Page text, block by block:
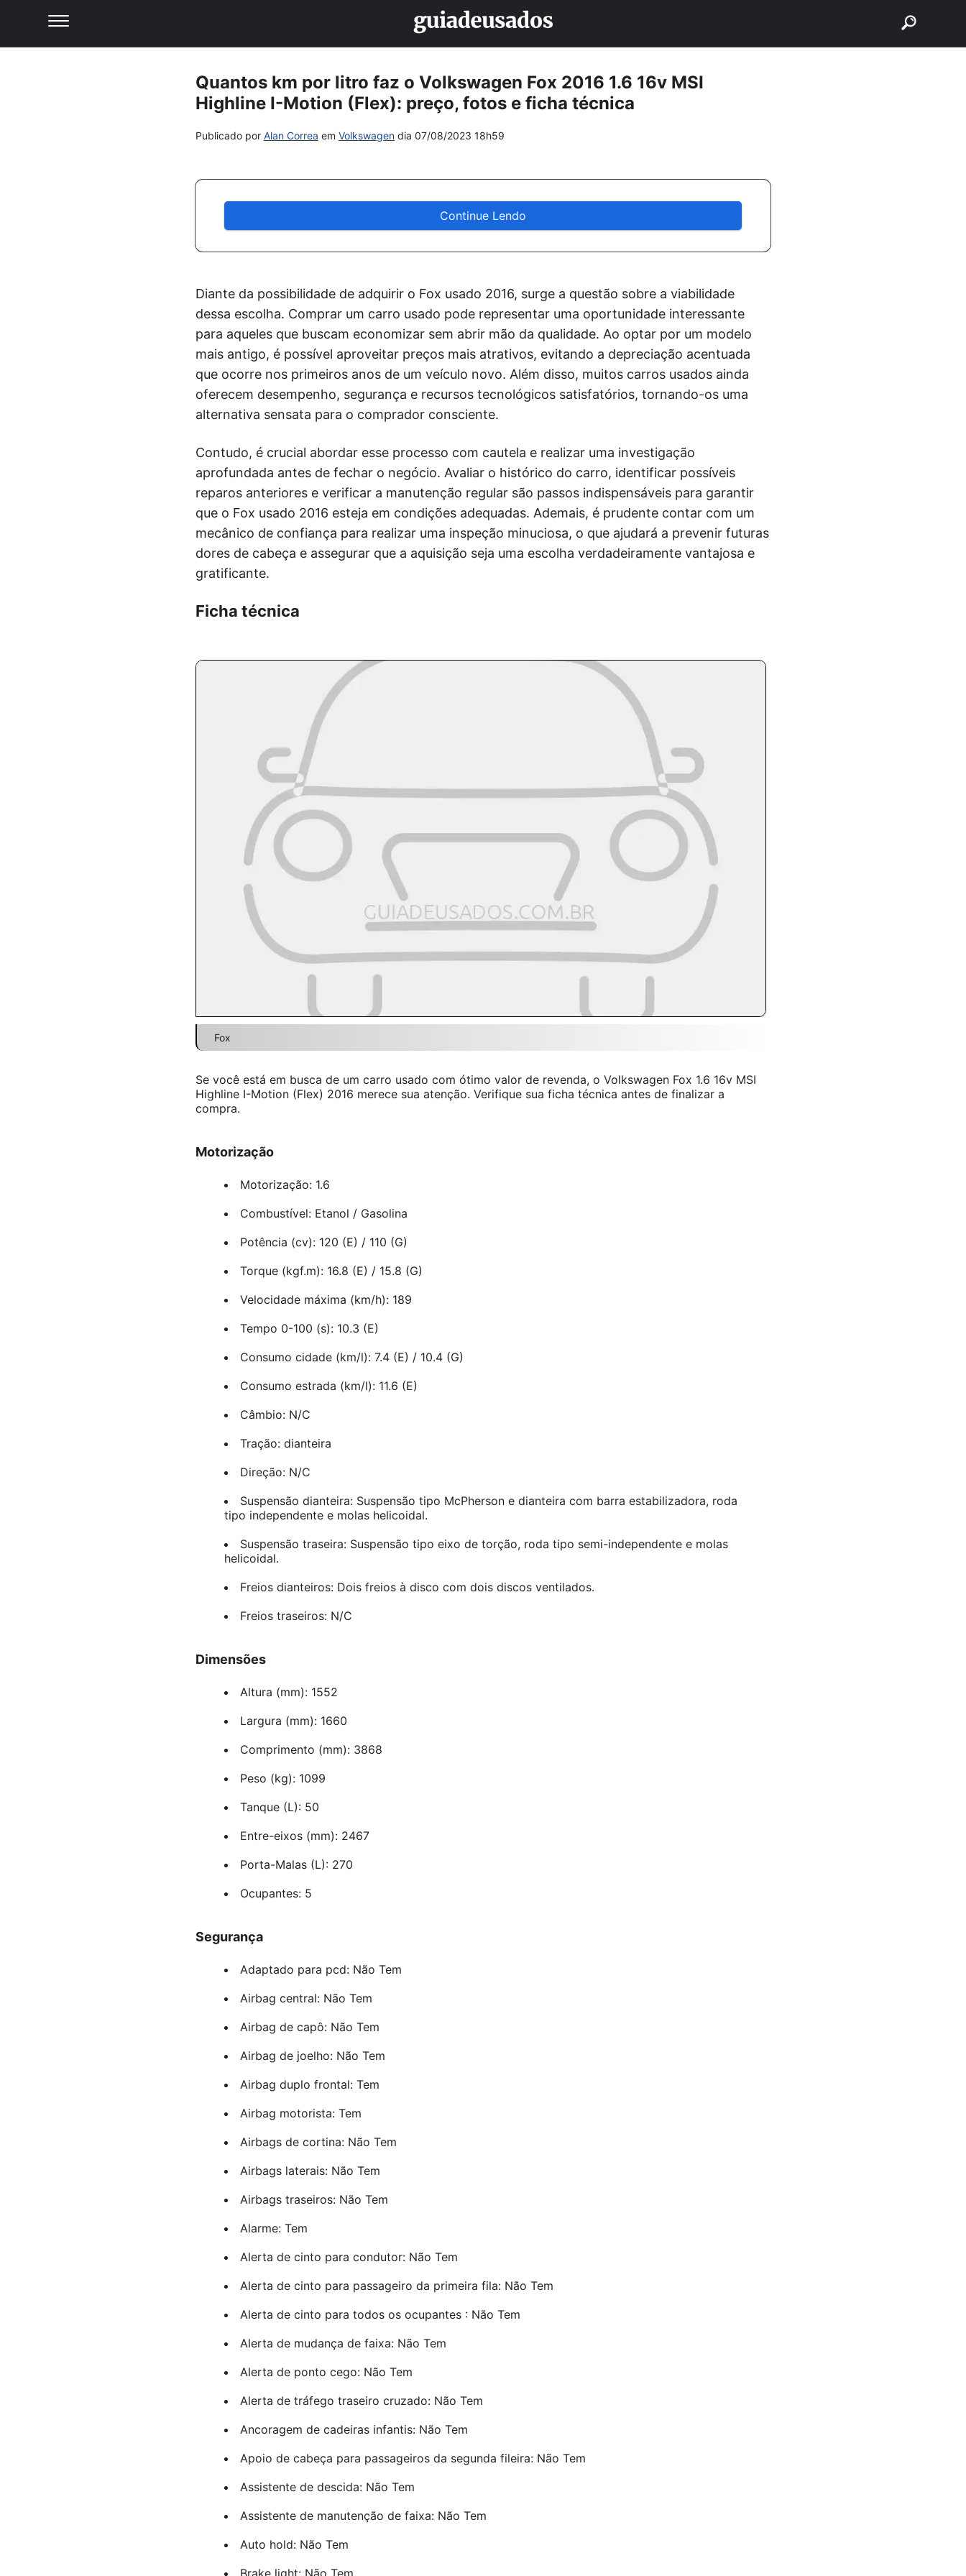
Quantos km por litro faz o Volkswagen Fox 2016 1.6 16v MSI
Highline I-Motion (Flex): preço, fotos e ficha técnica
Publicado por Alan Correa em Volkswagen dia 07/08/2023 18h59
Continue Lendo
Diante da possibilidade de adquirir o Fox usado 2016, surge a questão sobre a viabilidade
dessa escolha. Comprar um carro usado pode representar uma oportunidade interessante
para aqueles que buscam economizar sem abrir mão da qualidade. Ao optar por um modelo
mais antigo, é possível aproveitar preços mais atrativos, evitando a depreciação acentuada
que ocorre nos primeiros anos de um veículo novo. Além disso, muitos carros usados ainda
oferecem desempenho, segurança e recursos tecnológicos satisfatórios, tornando-os uma
alternativa sensata para o comprador consciente.
Contudo, é crucial abordar esse processo com cautela e realizar uma investigação
aprofundada antes de fechar o negócio. Avaliar o histórico do carro, identificar possíveis
reparos anteriores e verificar a manutenção regular são passos indispensáveis para garantir
que o Fox usado 2016 esteja em condições adequadas. Ademais, é prudente contar com um
mecânico de confiança para realizar uma inspeção minuciosa, o que ajudará a prevenir futuras
dores de cabeça e assegurar que a aquisição seja uma escolha verdadeiramente vantajosa e
gratificante.
Ficha técnica
Fox
Se você está em busca de um carro usado com ótimo valor de revenda, o Volkswagen Fox 1.6 16v MSI
Highline I-Motion (Flex) 2016 merece sua atenção. Verifique sua ficha técnica antes de finalizar a
compra.
Motorização
Motorização: 1.6
Combustível: Etanol / Gasolina
Potência (cv): 120 (E) / 110 (G)
Torque (kgf.m): 16.8 (E) / 15.8 (G)
Velocidade máxima (km/h): 189
Tempo 0-100 (s): 10.3 (E)
Consumo cidade (km/l): 7.4 (E) / 10.4 (G)
Consumo estrada (km/l): 11.6 (E)
Câmbio: N/C
Tração: dianteira
Direção: N/C
Suspensão dianteira: Suspensão tipo McPherson e dianteira com barra estabilizadora, roda
tipo independente e molas helicoidal.
Suspensão traseira: Suspensão tipo eixo de torção, roda tipo semi-independente e molas
helicoidal.
Freios dianteiros: Dois freios à disco com dois discos ventilados.
Freios traseiros: N/C
Dimensões
Altura (mm): 1552
Largura (mm): 1660
Comprimento (mm): 3868
Peso (kg): 1099
Tanque (L): 50
Entre-eixos (mm): 2467
Porta-Malas (L): 270
Ocupantes: 5
Segurança
Adaptado para pcd: Não Tem
Airbag central: Não Tem
Airbag de capô: Não Tem
Airbag de joelho: Não Tem
Airbag duplo frontal: Tem
Airbag motorista: Tem
Airbags de cortina: Não Tem
Airbags laterais: Não Tem
Airbags traseiros: Não Tem
Alarme: Tem
Alerta de cinto para condutor: Não Tem
Alerta de cinto para passageiro da primeira fila: Não Tem
Alerta de cinto para todos os ocupantes : Não Tem
Alerta de mudança de faixa: Não Tem
Alerta de ponto cego: Não Tem
Alerta de tráfego traseiro cruzado: Não Tem
Ancoragem de cadeiras infantis: Não Tem
Apoio de cabeça para passageiros da segunda fileira: Não Tem
Assistente de descida: Não Tem
Assistente de manutenção de faixa: Não Tem
Auto hold: Não Tem